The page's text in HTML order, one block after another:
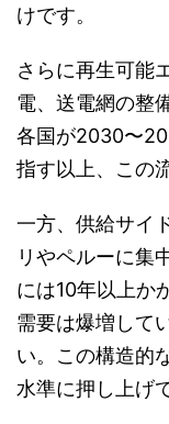
けです。
さらに再生可能
電、送電網の整
各国が2030〜
指す以上、この
一方、供給サイ
リやペルーに集
には10年以上か
需要は爆増して
い。この構造的
水準に押し上げ